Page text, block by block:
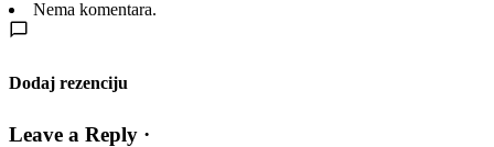
Nema komentara.
Dodaj rezenciju
Leave a Reply ·